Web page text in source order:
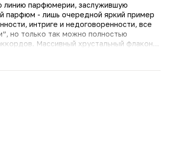
линию парфюмерии, заслужившую
парфюм - лишь очередной яркий пример
интриге и недоговоренности, все
но только так можно полностью
флакон,
коллекцию именно мужчины, хотя и
в унисон с их мелодичным